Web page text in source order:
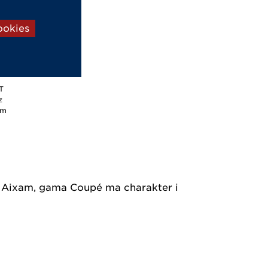
gama Coupé ma charakter i